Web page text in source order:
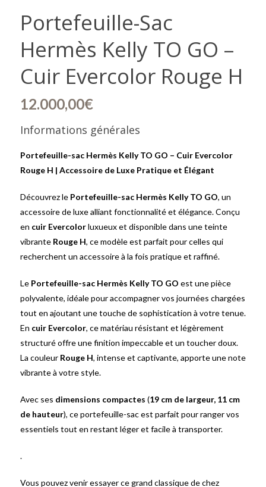
Portefeuille-Sac
Hermès Kelly TO GO –
Cuir Evercolor Rouge H
12.000,00€
Informations générales
Portefeuille-sac Hermès Kelly TO GO – Cuir Evercolor
Rouge H | Accessoire de Luxe Pratique et Élégant
Découvrez le Portefeuille-sac Hermès Kelly TO GO, un
accessoire de luxe alliant fonctionnalité et élégance. Conçu
en cuir Evercolorluxueux et disponible dans une teinte
vibrante Rouge H, ce modèle est parfait pour celles qui
recherchent un accessoire à la fois pratique et raffiné.
Le Portefeuille-sac Hermès Kelly TO GO est une pièce
polyvalente, idéale pour accompagner vos journées chargées
tout en ajoutant une touche de sophistication à votre tenue.
En cuir Evercolor, ce matériau résistant et légèrement
structuré offre une finition impeccable et un toucher doux.
La couleur Rouge H, intense et captivante, apporte une note
vibrante à votre style.
Avec ses dimensions compactes (19 cm de largeur, 11 cm
de hauteur), ce portefeuille-sac est parfait pour ranger vos
essentiels tout en restant léger et facile à transporter.
.
Vous pouvez venir essayer ce grand classique de chez